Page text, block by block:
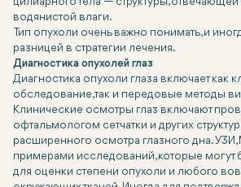
водянистой влаги.
Тип опухоли очень важно понимать, и
разницей в стратегии лечения.
Диагностика опухолей глаз
Диагностика опухоли глаза включает как
обследование, так и передовые методы
Клинические осмотры глаз включают
офтальмологом сетчатки и других
расширенного осмотра глазного дна. УЗИ,
примерами исследований, которые могут
для оценки степени опухоли и любого